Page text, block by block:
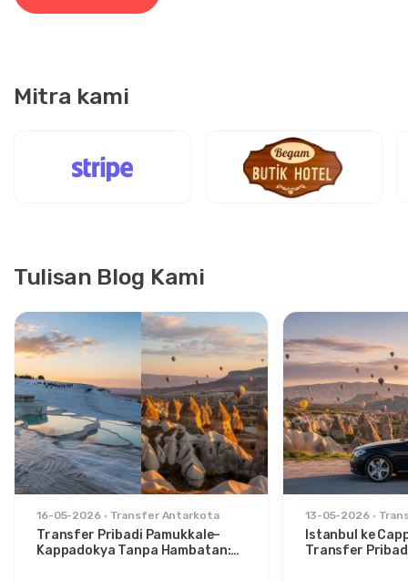
Mitra kami
Tulisan Blog Kami
16-05-2026 Transfer Antarkota
Transfer Pribadi Pamukkale–
Kappadokya Tanpa Hambatan:
13-05-2026
Istanbul ke
Transfer